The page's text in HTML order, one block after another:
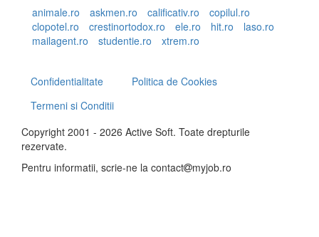
animale.ro
askmen.ro calificativ.ro
copilul.ro
clopotel.ro
crestinortodox.ro ele.ro hit.ro
laso.ro
mailagent.ro
studentie.ro xtrem.ro
Confidentialitate
Politica de Cookies
Termeni si Conditii
Copyright 2001 - 2026 Active Soft. Toate drepturile
rezervate.
Pentru informatii, scrie-ne la contact myjob.ro